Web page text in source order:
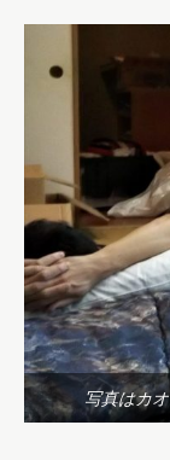
写真はカ